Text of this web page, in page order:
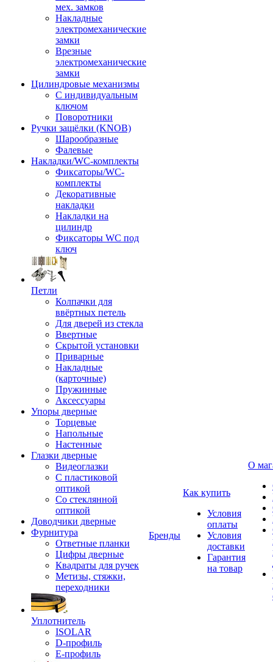
мех. замков
Накладные
электромеханические
замки
Врезные
электромеханические
замки
Цилиндровые механизмы
С индивидуальным
ключом
Поворотники
Ручки защёлки (KNOB)
Шарообразные
Фалевые
Накладки/WC-комплекты
Фиксаторы/WC-
комплекты
Декоративные
накладки
Накладки на
цилиндр
Фиксаторы WC под
ключ
Петли
Колпачки для
ввёртных петель
Для дверей из стекла
Ввертные
Скрытой установки
Приварные
Накладные
(карточные)
Пружинные
Аксессуары
Упоры дверные
Торцевые
Напольные
Настенные
Глазки дверные
Видеоглазки
С пластиковой
оптикой
Со стеклянной
оптикой
Доводчики дверные
Фурнитура
Ответные планки
Цифры дверные
Квадраты для ручек
Метизы, стяжки,
переходники
Уплотнитель
ISOLAR
D-профиль
Е-профиль
Бренды
Как купить
Условия
оплаты
Условия
доставки
Гарантия
на товар
О